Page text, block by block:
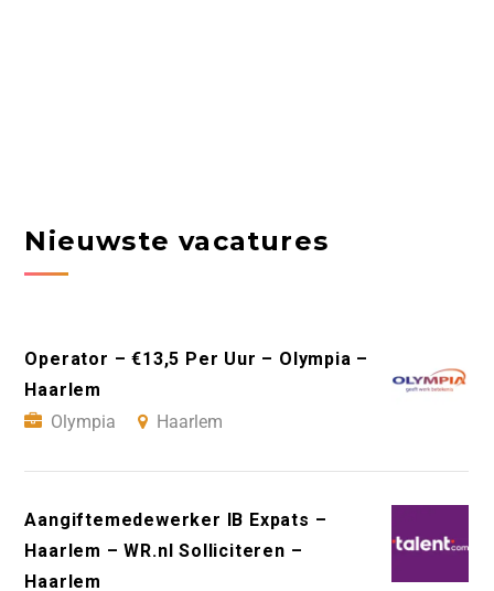
Nieuwste vacatures
Operator – €13,5 Per Uur – Olympia –
Haarlem
Olympia
Haarlem
Aangiftemedewerker IB Expats –
Haarlem – WR.nl Solliciteren –
Haarlem